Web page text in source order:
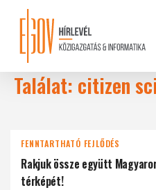
content
Találat: citizen
FENNTARTHATÓ FEJLŐDÉS
Rakjuk össze együtt
térképét!